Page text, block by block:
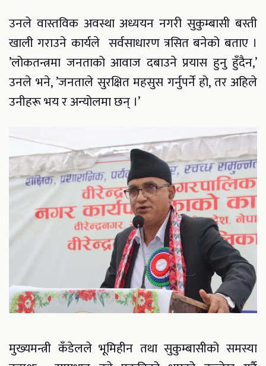
उनले वास्तविक अवस्था अध्ययन नगरी सुकुम्बासी बस्ती
खाली गराउने कार्यले सर्वसाधारण त्रसित बनेको बताए ।
’लोकतन्त्रमा जनताको आवाज दबाउने प्रयास हुनु हुँदैन,’
उनले भने, ’जनताले सुरक्षित महसुस गर्नुपर्ने हो, तर अहिले
उनीहरू भय र अन्योलमा छन् ।’
मुख्यमन्त्री कँडेलले भूमिहीन तथा सुकुम्बासीको समस्या